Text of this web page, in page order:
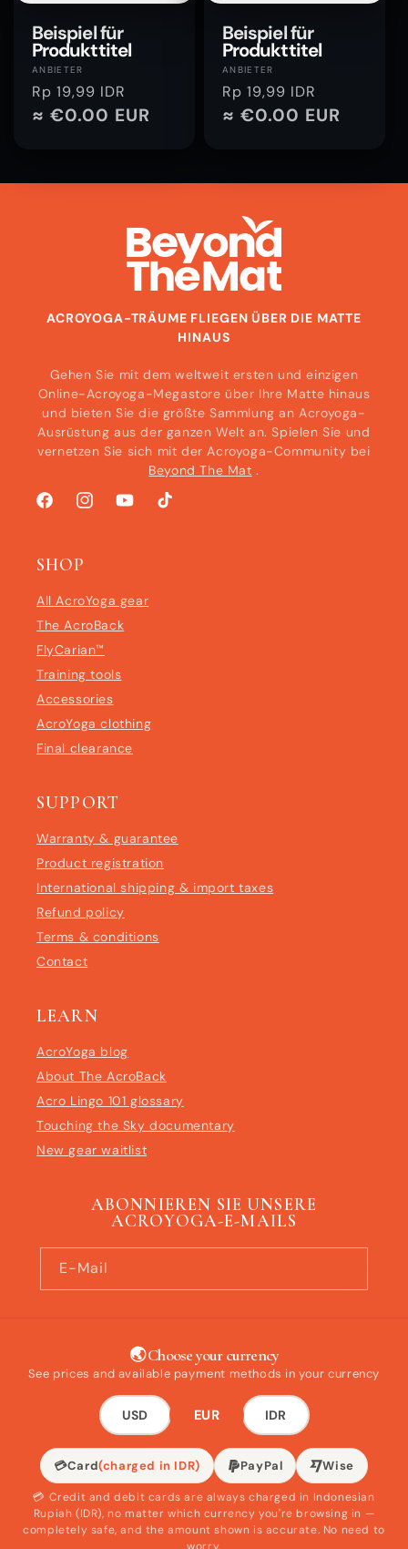
Beispiel für
Produkttitel
Anbieter:
ANBIETER
Normaler
Preis
Rp 19,99 IDR
≈ €0.00 EUR
Beispiel für
Produkttitel
Anbieter:
ANBIETER
Normaler
Preis
Rp 19,99 IDR
≈ €0.00 EUR
ACROYOGA-TRÄUME FLIEGEN ÜBER DIE MATTE
HINAUS
Gehen Sie mit dem weltweit ersten und einzigen
Online-Acroyoga-Megastore über Ihre Matte hinaus
und bieten Sie die größte Sammlung an Acroyoga-
Ausrüstung aus der ganzen Welt an. Spielen Sie und
vernetzen Sie sich mit der Acroyoga-Community bei
Beyond The Mat .
FacebookInstagramYouTubeTikTok
SHOP
All AcroYoga gear
The AcroBack
FlyCarian™
Training tools
Accessories
AcroYoga clothing
Final clearance
SUPPORT
Warranty & guarantee
Product registration
International shipping & import taxes
Refund policy
Terms & conditions
Contact
LEARN
AcroYoga blog
About The AcroBack
Acro Lingo 101 glossary
Touching the Sky documentary
New gear waitlist
ABONNIEREN SIE UNSERE
ACROYOGA-E-MAILS
E-Mail
🌏 Choose your currency
See prices and available payment methods in your currency
USD EUR IDR
💳Card(charged in IDR) PayPal Wise
💳 Credit and debit cards are always charged in Indonesian
Rupiah (IDR), no matter which currency you're browsing in —
completely safe, and the amount shown is accurate. No need to